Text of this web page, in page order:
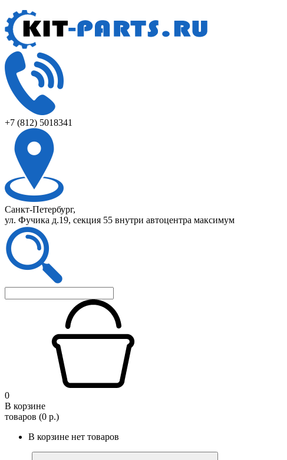
+7 (812) 5018341
Санкт-Петербург,
ул. Фучика д.19, секция 55 внутри автоцентра максимум
0
В корзине
товаров (0 р.)
В корзине нет товаров